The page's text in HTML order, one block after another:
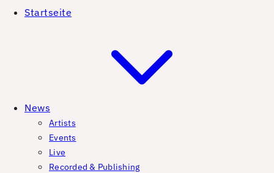
Startseite
News
Artists
Events
Live
Recorded & Publishing